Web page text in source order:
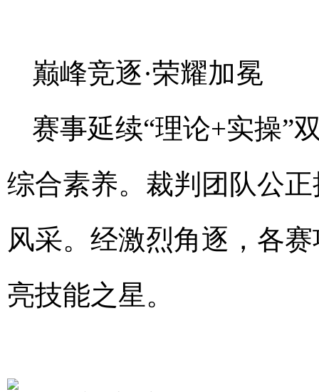
巅峰竞逐·荣耀加冕
赛事延续“理论+实操”
综合素养。裁判团队公
风采。经激烈角逐，各
亮技能之星。